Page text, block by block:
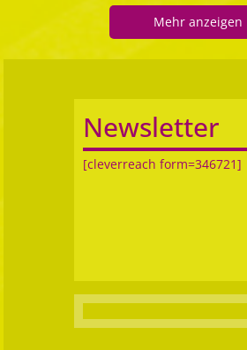
Mehr anzeigen
Newsletter
[cleverreach form=346721]